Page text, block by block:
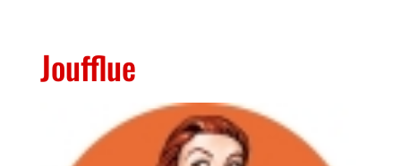
Joufflue